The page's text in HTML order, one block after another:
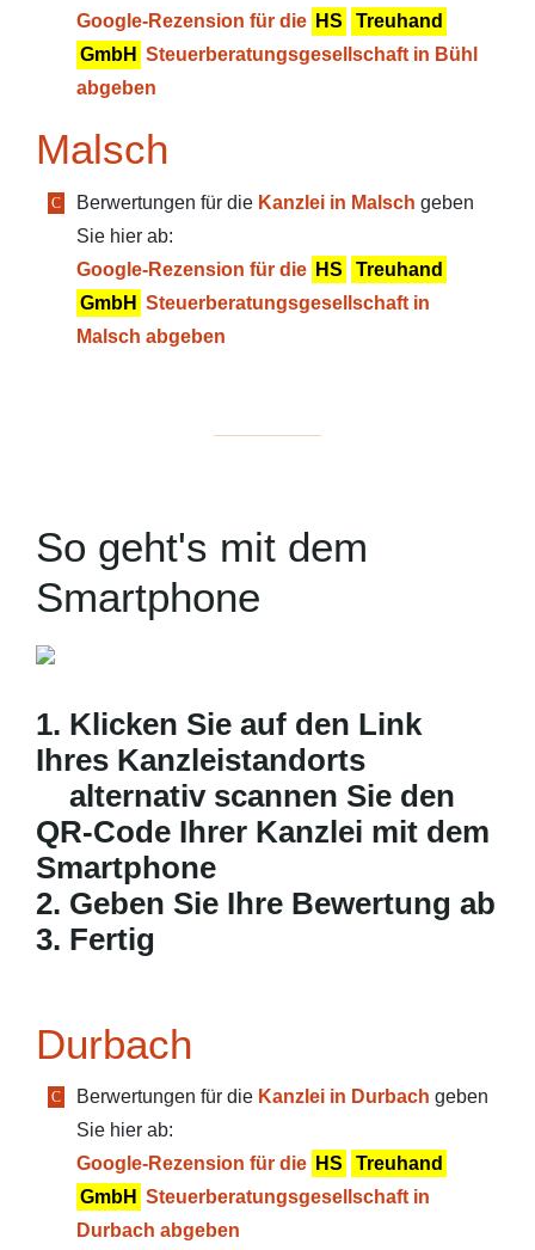
Google-Rezension für die HS
Treuhand
GmbH Steuerberatungsgesellschaft in Bühl
abgeben
Malsch
Berwertungen für die Kanzlei in Malsch geben
Sie hier ab:
Google-Rezension für die HS
Treuhand
GmbH Steuerberatungsgesellschaft in
Malsch abgeben
So geht's mit dem
Smartphone
1. Klicken Sie auf den Link
Ihres Kanzleistandorts
alternativ scannen Sie den
QR-Code Ihrer Kanzlei mit dem
Smartphone
2. Geben Sie Ihre Bewertung ab
3. Fertig
Durbach
Berwertungen für die Kanzlei in Durbach geben
Sie hier ab:
Google-Rezension für die HS
Treuhand
GmbH Steuerberatungsgesellschaft in
Durbach abgeben